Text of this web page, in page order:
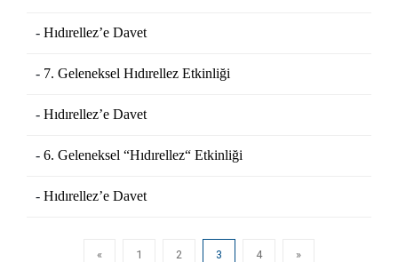
Hıdırellez’e Davet
7. Geleneksel Hıdırellez Etkinliği
Hıdırellez’e Davet
6. Geleneksel “Hıdırellez“ Etkinliği
Hıdırellez’e Davet
« 1 2 3 4 »